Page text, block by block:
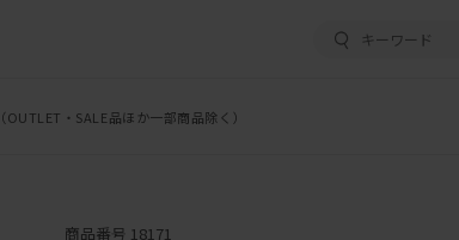
（OUTLET・SALE品ほか一部商品除く）
商品番号 18171